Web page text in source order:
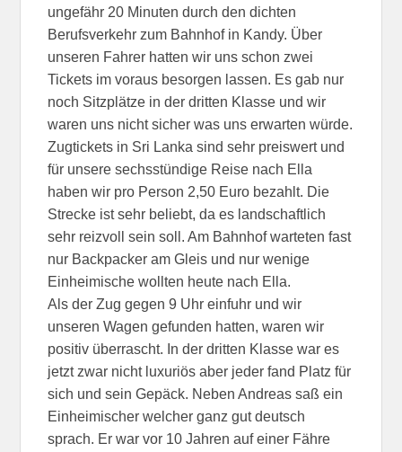
ungefähr 20 Minuten durch den dichten
Berufsverkehr zum Bahnhof in Kandy. Über
unseren Fahrer hatten wir uns schon zwei
Tickets im voraus besorgen lassen. Es gab nur
noch Sitzplätze in der dritten Klasse und wir
waren uns nicht sicher was uns erwarten würde.
Zugtickets in Sri Lanka sind sehr preiswert und
für unsere sechsstündige Reise nach Ella
haben wir pro Person 2,50 Euro bezahlt. Die
Strecke ist sehr beliebt, da es landschaftlich
sehr reizvoll sein soll. Am Bahnhof warteten fast
nur Backpacker am Gleis und nur wenige
Einheimische wollten heute nach Ella.
Als der Zug gegen 9 Uhr einfuhr und wir
unseren Wagen gefunden hatten, waren wir
positiv überrascht. In der dritten Klasse war es
jetzt zwar nicht luxuriös aber jeder fand Platz für
sich und sein Gepäck. Neben Andreas saß ein
Einheimischer welcher ganz gut deutsch
sprach. Er war vor 10 Jahren auf einer Fähre